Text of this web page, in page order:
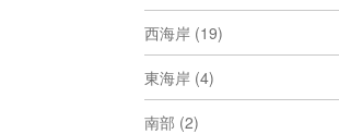
西海岸 (19)
東海岸 (4)
南部 (2)